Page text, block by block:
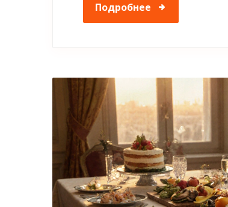
Подробнее